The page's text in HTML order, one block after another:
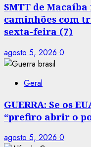
SMTT de
caminhões com
sexta-feira (7)
agosto 5, 2026 0
Geral
GUERRA: Se os
“prefiro abrir o
agosto 5, 2026 0